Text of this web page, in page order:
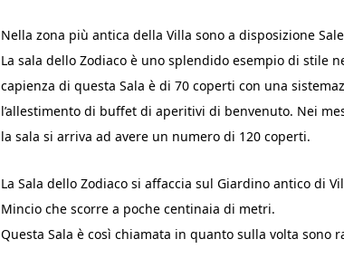
Nella zona più antica della Villa sono a disposizione
La sala dello Zodiaco è uno splendido esempio di stile
capienza di questa Sala è di 70 coperti con una
l’allestimento di buffet di aperitivi di benvenuto. Nei
la sala si arriva ad avere un numero di 120 coperti.
La Sala dello Zodiaco si affaccia sul Giardino antico di
Mincio che scorre a poche centinaia di metri.
Questa Sala è così chiamata in quanto sulla volta